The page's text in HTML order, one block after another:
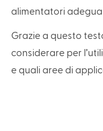
alimentatori
Grazie a questo
considerare per
e quali aree di